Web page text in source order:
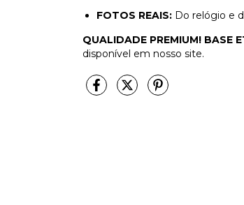
FOTOS REAIS: Do relógio e
QUALIDADE PREMIUM! BASE
disponível em nosso site.